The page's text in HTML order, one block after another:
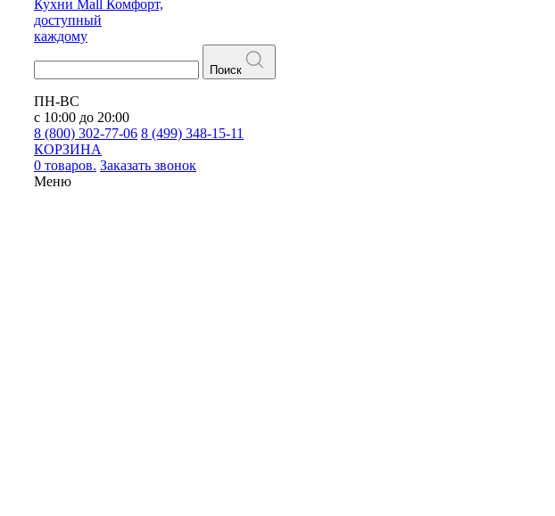
Кухни Mall Комфорт,
доступный
каждому
Поиск
ПН-ВС
с 10:00 до 20:00
8 (800) 302-77-06 8 (499) 348-15-11
КОРЗИНА
0 товаров. Заказать звонок
Меню